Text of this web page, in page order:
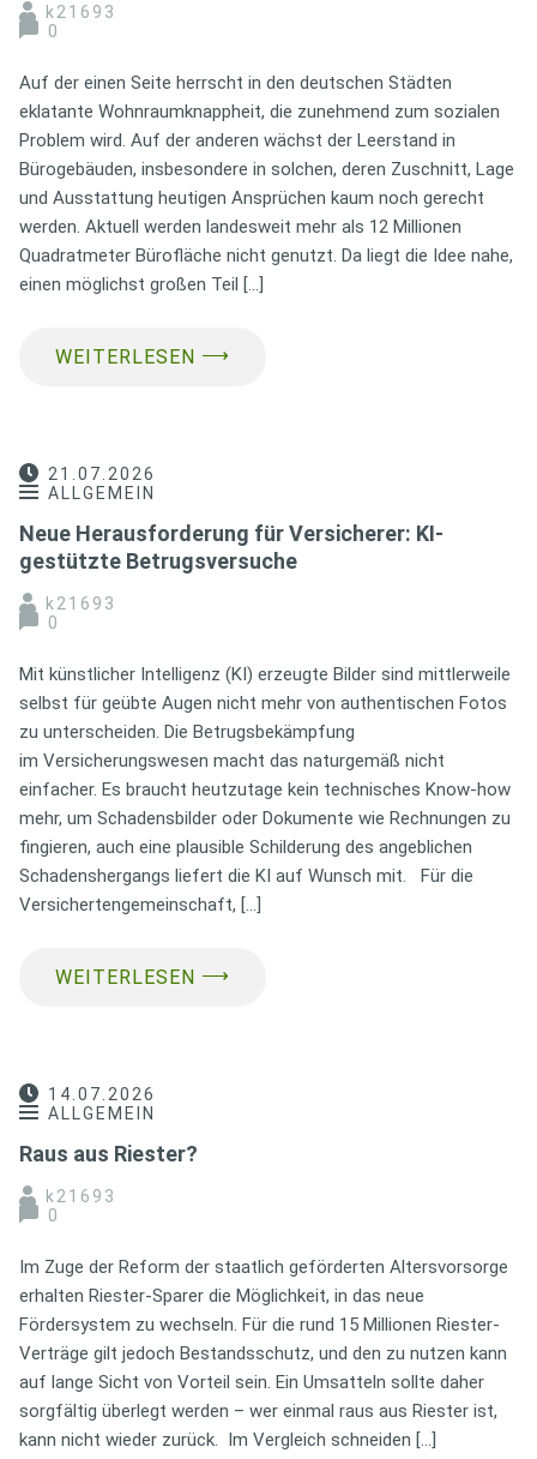
k21693
0
Auf der einen Seite herrscht in den deutschen Städten
eklatante Wohnraumknappheit, die zunehmend zum sozialen
Problem wird. Auf der anderen wächst der Leerstand in
Bürogebäuden, insbesondere in solchen, deren Zuschnitt, Lage
und Ausstattung heutigen Ansprüchen kaum noch gerecht
werden. Aktuell werden landesweit mehr als 12 Millionen
Quadratmeter Bürofläche nicht genutzt. Da liegt die Idee nahe,
einen möglichst großen Teil […]
WEITERLESEN ⟶
21.07.2026
ALLGEMEIN
Neue Herausforderung für Versicherer: KI-
gestützte Betrugsversuche
k21693
0
Mit künstlicher Intelligenz (KI) erzeugte Bilder sind mittlerweile
selbst für geübte Augen nicht mehr von authentischen Fotos
zu unterscheiden. Die Betrugsbekämpfung
im Versicherungswesen macht das naturgemäß nicht
einfacher. Es braucht heutzutage kein technisches Know-how
mehr, um Schadensbilder oder Dokumente wie Rechnungen zu
fingieren, auch eine plausible Schilderung des angeblichen
Schadenshergangs liefert die KI auf Wunsch mit. Für die
Versichertengemeinschaft, […]
WEITERLESEN ⟶
14.07.2026
ALLGEMEIN
Raus aus Riester?
k21693
0
Im Zuge der Reform der staatlich geförderten Altersvorsorge
erhalten Riester-Sparer die Möglichkeit, in das neue
Fördersystem zu wechseln. Für die rund 15 Millionen Riester-
Verträge gilt jedoch Bestandsschutz, und den zu nutzen kann
auf lange Sicht von Vorteil sein. Ein Umsatteln sollte daher
sorgfältig überlegt werden – wer einmal raus aus Riester ist,
kann nicht wieder zurück. Im Vergleich schneiden […]